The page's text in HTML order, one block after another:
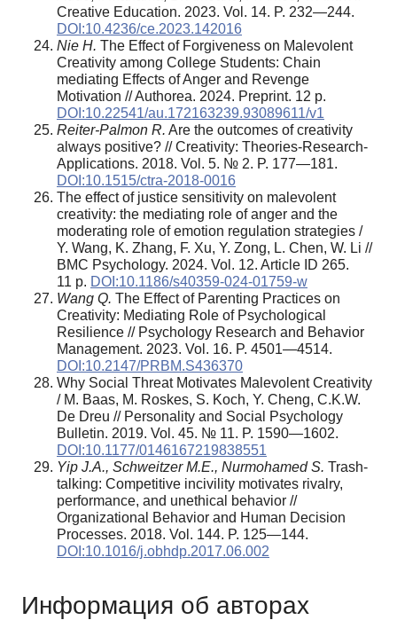
Creative Education. 2023. Vol. 14. P. 232—244.
DOI:10.4236/ce.2023.142016
Nie H. The Effect of Forgiveness on Malevolent
Creativity among College Students: Chain
mediating Effects of Anger and Revenge
Motivation // Authorea. 2024. Preprint. 12 p.
DOI:10.22541/au.172163239.93089611/v1
Reiter-Palmon R. Are the outcomes of creativity
always positive? // Creativity: Theories-Research-
Applications. 2018. Vol. 5. № 2. P. 177—181.
DOI:10.1515/ctra-2018-0016
The effect of justice sensitivity on malevolent
creativity: the mediating role of anger and the
moderating role of emotion regulation strategies /
Y. Wang, K. Zhang, F. Xu, Y. Zong, L. Chen, W. Li //
BMC Psychology. 2024. Vol. 12. Article ID 265.
11 p. DOI:10.1186/s40359-024-01759-w
Wang Q. The Effect of Parenting Practices on
Creativity: Mediating Role of Psychological
Resilience // Psychology Research and Behavior
Management. 2023. Vol. 16. P. 4501—4514.
DOI:10.2147/PRBM.S436370
Why Social Threat Motivates Malevolent Creativity
/ M. Baas, M. Roskes, S. Koch, Y. Cheng, C.K.W.
De Dreu // Personality and Social Psychology
Bulletin. 2019. Vol. 45. № 11. P. 1590—1602.
DOI:10.1177/0146167219838551
Yip J.A., Schweitzer M.E., Nurmohamed S. Trash-
talking: Competitive incivility motivates rivalry,
performance, and unethical behavior //
Organizational Behavior and Human Decision
Processes. 2018. Vol. 144. P. 125—144.
DOI:10.1016/j.obhdp.2017.06.002
Информация об авторах